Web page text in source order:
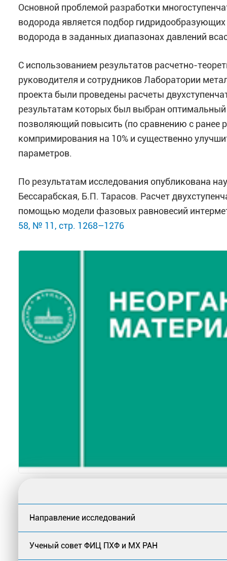
Основной проблемой разработки
водорода является подбор
водорода в заданных диапазонах давлений
С использованием результатов расчетно-
руководителя и сотрудников Лаборатории
проекта были проведены расчеты
результатам которых был выбран
позволяющий повысить (по сравнению с ранее
компримирования на 10% и существенно
параметров.
По результатам исследования опубликована
Бессарабская, Б.П. Тарасов. Расчет
помощью модели фазовых равновесий
58, № 11, стр. 1268–1276
Направление исследований
Ученый совет ФИЦ ПХФ и МХ РАН